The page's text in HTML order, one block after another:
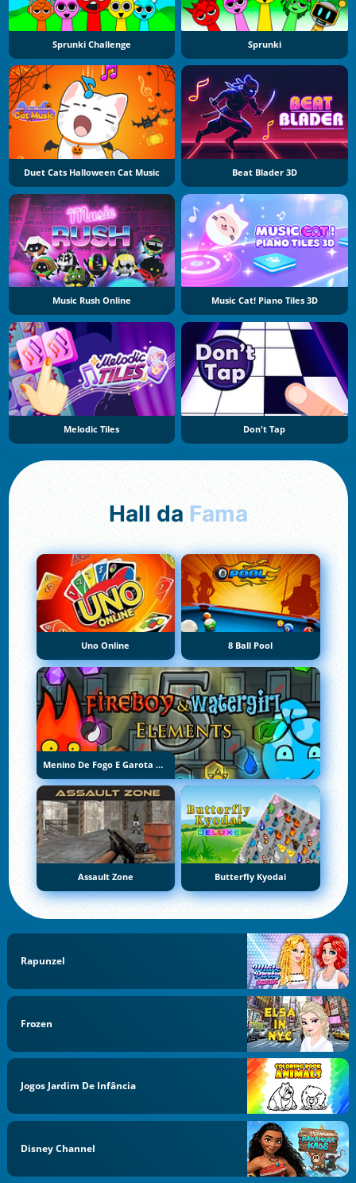
Sprunki Challenge Sprunki
Duet Cats Halloween Cat Music Beat Blader 3D
Music Rush Online Music Cat! Piano Tiles 3D
Melodic Tiles Don't Tap
Hall da Fama
Uno Online 8 Ball Pool
Menino De Fogo E Garota De Água 5: Elementos
Assault Zone Butterfly Kyodai
Rapunzel
Frozen
Jogos Jardim De Infância
Disney Channel